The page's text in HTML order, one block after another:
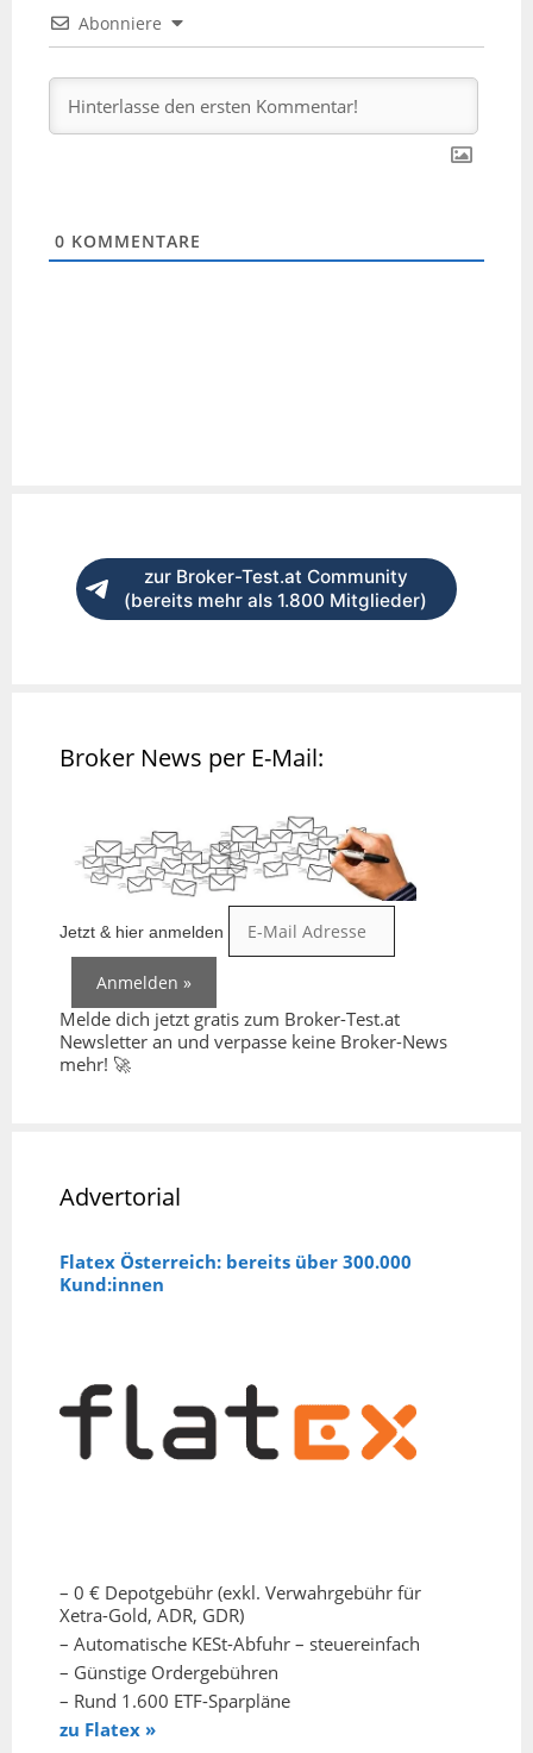
Abonniere
0 KOMMENTARE
zur Broker-Test.at Community
(bereits mehr als 1.800 Mitglieder)
Broker News per E-Mail:
Jetzt & hier anmelden
Melde dich jetzt gratis zum Broker-Test.at
Newsletter an und verpasse keine Broker-News
mehr! 🚀
Advertorial
Flatex Österreich: bereits über 300.000
Kund:innen
– 0 € Depotgebühr (exkl. Verwahrgebühr für
Xetra-Gold, ADR, GDR)
– Automatische KESt-Abfuhr – steuereinfach
– Günstige Ordergebühren
– Rund 1.600 ETF-Sparpläne
zu Flatex »